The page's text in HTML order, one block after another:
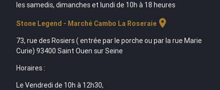
les samedis, dimanches et lundi de 10h à 18 heures
Stone Legend - Marché Cambo La Roseraielocation_on
73, rue des Rosiers ( entrée par le porche ou par la rue Marie
Curie) 93400 Saint Ouen sur Seine
Horaires :
Le Vendredi de 10h à 12h30,